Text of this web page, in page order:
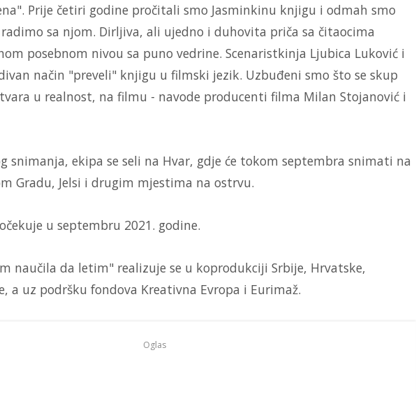
Prije četiri godine pročitali smo Jasminkinu knjigu i odmah smo
sa njom. Dirljiva, ali ujedno i duhovita priča sa čitaocima
posebnom nivou sa puno vedrine. Scenaristkinja Ljubica Luković i
način "preveli" knjigu u filmski jezik. Uzbuđeni smo što se skup
u realnost, na filmu - navode producenti filma Milan Stojanović i
snimanja, ekipa se seli na Hvar, gdje će tokom septembra snimati na
Gradu, Jelsi i drugim mjestima na ostrvu.
u septembru 2021. godine.
naučila da letim" realizuje se u koprodukciji Srbije, Hrvatske,
a uz podršku fondova Kreativna Evropa i Eurimaž.
Oglas